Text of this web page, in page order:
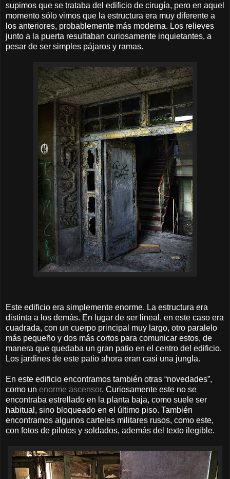
supimos que se trataba del edificio de cirugía, pero en aquel
momento sólo vimos que la estructura era muy diferente a
los anteriores, probablemente más moderna. Los relieves
junto a la puerta resultaban curiosamente inquietantes, a
pesar de ser simples pájaros y ramas.
Este edificio era simplemente enorme. La estructura era
distinta a los demás. En lugar de ser lineal, en este caso era
cuadrada, con un cuerpo principal muy largo, otro paralelo
más pequeño y dos más cortos para comunicar estos, de
manera que quedaba un gran patio en el centro del edificio.
Los jardines de este patio ahora eran casi una jungla.
En este edificio encontramos también otras “novedades”,
como un enorme ascensor. Curiosamente este no se
encontraba estrellado en la planta baja, como suele ser
habitual, sino bloqueado en el último piso. También
encontramos algunos carteles militares rusos, como este,
con fotos de pilotos y soldados, además del texto ilegible.